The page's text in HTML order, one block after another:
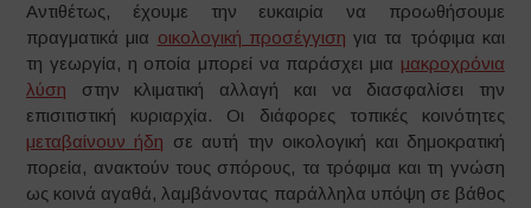
Αντιθέτως, έχουμε την ευκαιρία να προωθήσουμε
πραγματικά μια οικολογική προσέγγιση για τα τρόφιμα και
τη γεωργία, η οποία μπορεί να παράσχει μια μακροχρόνια
λύση στην κλιματική αλλαγή και να διασφαλίσει την
επισιτιστική κυριαρχία. Οι διάφορες τοπικές κοινότητες
μεταβαίνουν ήδη σε αυτή την οικολογική και δημοκρατική
πορεία, ανακτούν τους σπόρους, τα τρόφιμα και τη γνώση
ως κοινά αγαθά, λαμβάνοντας παράλληλα υπόψη σε βάθος